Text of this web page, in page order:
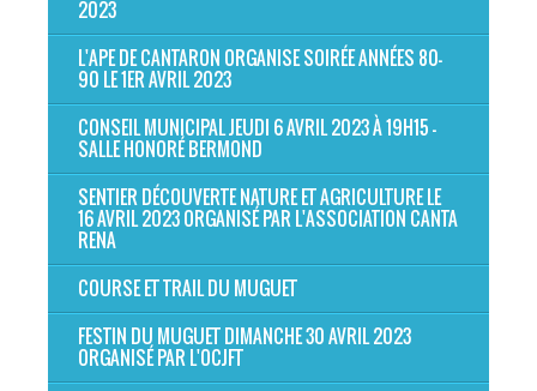
2023
L'APE DE CANTARON ORGANISE SOIRÉE ANNÉES 80-
90 LE 1ER AVRIL 2023
CONSEIL MUNICIPAL JEUDI 6 AVRIL 2023 À 19H15 -
SALLE HONORÉ BERMOND
SENTIER DÉCOUVERTE NATURE ET AGRICULTURE LE
16 AVRIL 2023 ORGANISÉ PAR L'ASSOCIATION CANTA
RENA
COURSE ET TRAIL DU MUGUET
FESTIN DU MUGUET DIMANCHE 30 AVRIL 2023
ORGANISÉ PAR L'OCJFT